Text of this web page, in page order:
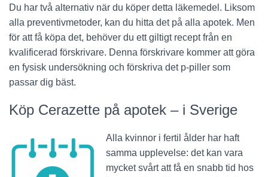
Du har två alternativ när du köper detta läkemedel. Liksom
alla preventivmetoder, kan du hitta det på alla apotek. Men
för att få köpa det, behöver du ett giltigt recept från en
kvalificerad förskrivare. Denna förskrivare kommer att göra
en fysisk undersökning och förskriva det p-piller som
passar dig bäst.
Köp Cerazette på apotek – i Sverige
Alla kvinnor i fertil ålder har haft
samma upplevelse: det kan vara
mycket svårt att få en snabb tid hos